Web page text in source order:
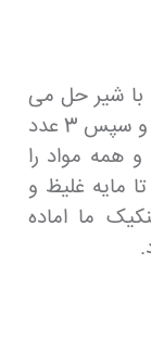
با شیر حل می
کنیم و خوب هم می زینم تا گلوله نشود و سپس 3 عدد
همه مواد را
مایه غلیظ و
ما اماده